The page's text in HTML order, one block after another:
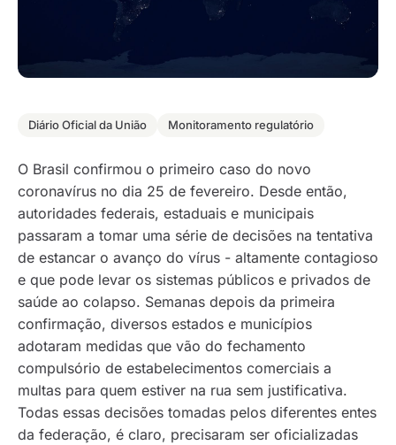
Diário Oficial da União Monitoramento regulatório
O Brasil confirmou o primeiro caso do novo
coronavírus no dia 25 de fevereiro. Desde então,
autoridades federais, estaduais e municipais
passaram a tomar uma série de decisões na tentativa
de estancar o avanço do vírus - altamente contagioso
e que pode levar os sistemas públicos e privados de
saúde ao colapso. Semanas depois da primeira
confirmação, diversos estados e municípios
adotaram medidas que vão do fechamento
compulsório de estabelecimentos comerciais a
multas para quem estiver na rua sem justificativa.
Todas essas decisões tomadas pelos diferentes entes
da federação, é claro, precisaram ser oficializadas